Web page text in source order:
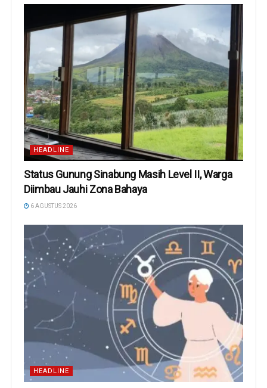
HEADLINE
Status Gunung Sinabung Masih Level II, Warga
Diimbau Jauhi Zona Bahaya
6 AGUSTUS 2026
HEADLINE